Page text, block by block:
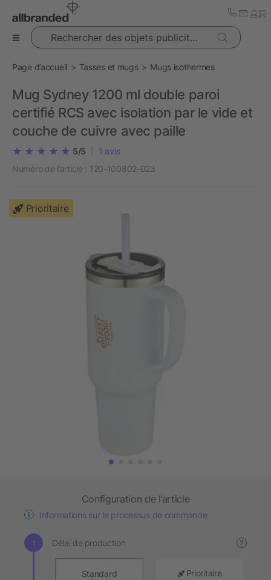
Rechercher des objets publicitaires
Page d’accueil Tasses et mugs Mugs isothermes
Mug Sydney 1200 ml double paroi
certifié RCS avec isolation par le vide et
couche de cuivre avec paille
5/5 1 avis
Numéro de l’article : 120-100802-023
Prioritaire
Configuration de l’article
Informations sur le processus de commande
Délai de production ?
Standard Prioritaire